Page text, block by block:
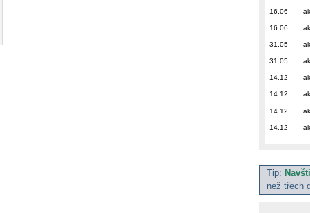
16.06
16.06
31.05
31.05
14.12
14.12
14.12
14.12
Tip:
než třech